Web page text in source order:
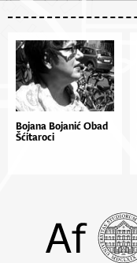
Bojana Bojanić Obad
Šćitaroci